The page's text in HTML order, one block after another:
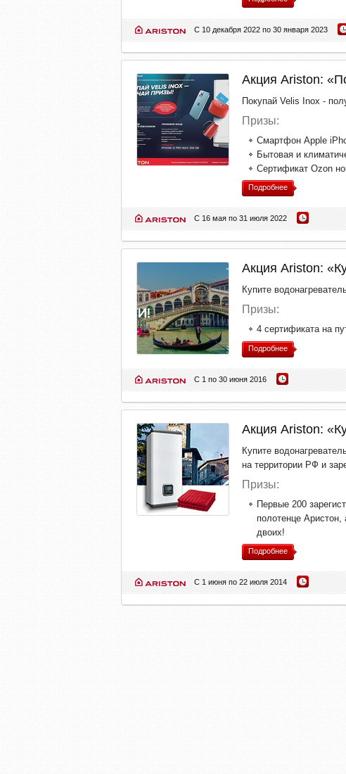
С 10 декабря 2022 по 30 января 2023
Акция Ariston:
Покупай Velis Inox -
Призы:
Смартфон Apple
Бытовая и
Сертификат Ozon
Подробнее
С 16 мая по 31 июля 2022
Акция Ariston:
Купите
Призы:
4 сертификата на
Подробнее
С 1 по 30 июня 2016
Акция Ariston:
Купите
на территории РФ и
Призы:
Первые 200
полотенце
двоих!
Подробнее
С 1 июня по 22 июля 2014